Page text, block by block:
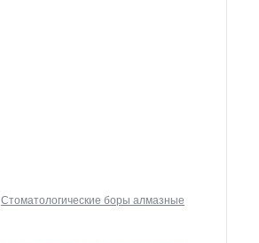
Стоматологические боры алмазные